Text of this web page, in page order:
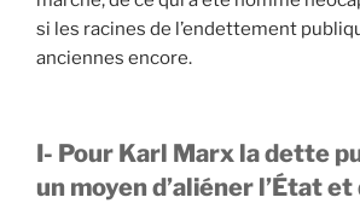
si les racines de l’endettement
anciennes encore.
I- Pour Karl Marx la dette
un moyen d’aliéner l’État